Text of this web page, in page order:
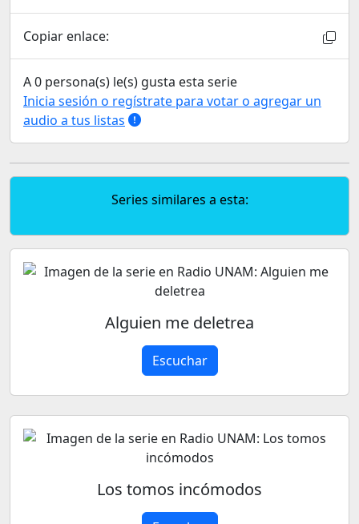
Copiar enlace:
A 0 persona(s) le(s) gusta esta serie
Inicia sesión o regístrate para votar o agregar un
audio a tus listas
Series similares a esta:
Alguien me deletrea
Escuchar
Los tomos incómodos